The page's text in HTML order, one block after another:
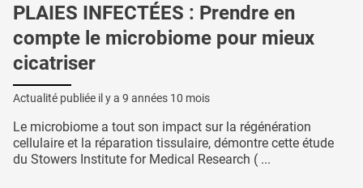
PLAIES INFECTÉES : Prendre en
compte le microbiome pour mieux
cicatriser
Actualité publiée il y a 9 années 10 mois
Le microbiome a tout son impact sur la régénération
cellulaire et la réparation tissulaire, démontre cette étude
du Stowers Institute for Medical Research ( ...